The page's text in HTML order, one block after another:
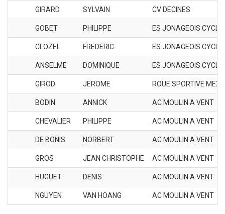
GIRARD SYLVAIN CV DECINES
GOBET PHILIPPE ES JONAGEOIS CYCLO
CLOZEL FREDERIC ES JONAGEOIS CYCLO
ANSELME DOMINIQUE ES JONAGEOIS CYCLO
GIROD JEROME ROUE SPORTIVE
BODIN ANNICK AC MOULIN A VENT
CHEVALIER PHILIPPE AC MOULIN A VENT
DE BONIS NORBERT AC MOULIN A VENT
GROS JEAN CHRISTOPHE AC MOULIN A VENT
HUGUET DENIS AC MOULIN A VENT
NGUYEN VAN HOANG AC MOULIN A VENT